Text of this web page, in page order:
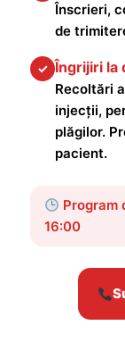
Înscrieri,
de
✓ Îngrijiri la
Recoltări
injecții,
plăgilor.
pacient.
Program
16:00